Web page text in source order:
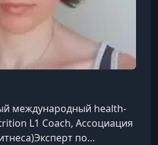
международный health-
L1 Coach, Ассоциация
по